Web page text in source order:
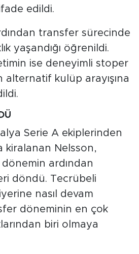
ifade edildi.
transfer sürecinde
yaşandığı öğrenildi.
ise deneyimli stoper
alternatif kulüp arayışına
Serie A ekiplerinden
kiralanan Nelsson,
ardından
döndü. Tecrübeli
nasıl devam
döneminin en çok
biri olmaya